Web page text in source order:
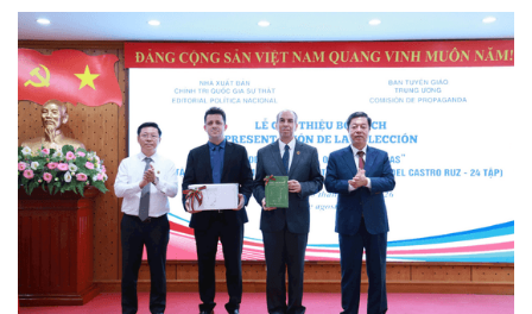
Đảng, Nhà nước và nhân dân Việt Nam, chiều 5/8, tại Hà Nội,
Nhà xuất bản Chính trị quốc gia Sự thật phối hợp với Ban Tuyên
giáo Trung ương tổ chức Lễ giới thiệu bộ sách “Tuyển tập các
tác phẩm chọn lọc của Tổng Tư lệnh Fidel Castro Ruz” gồm 24
tập bằng tiếng Tây Ban Nha.